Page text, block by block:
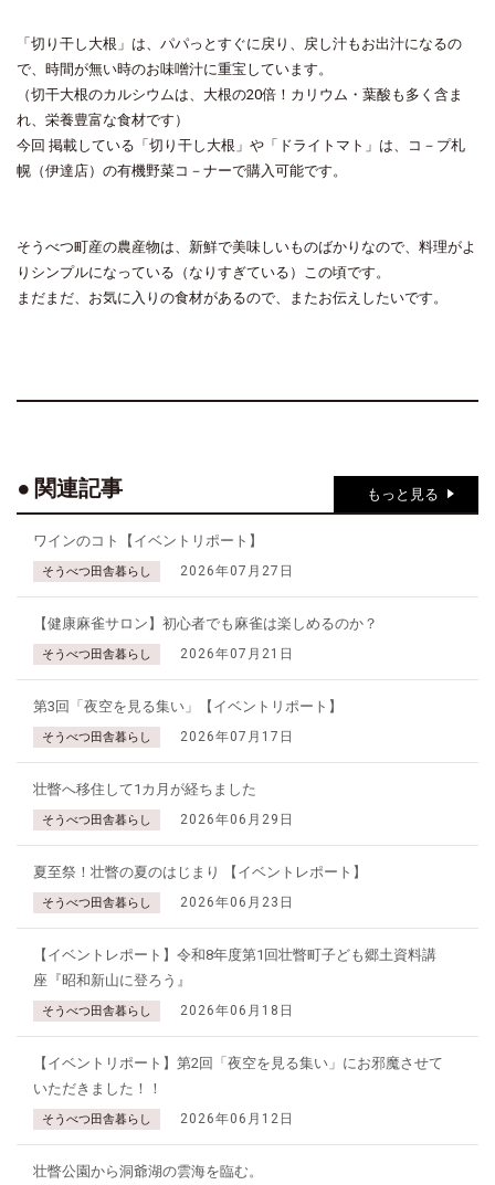
「切り干し大根」は、パパっとすぐに戻り、戻し汁もお出汁になるの
で、時間が無い時のお味噌汁に重宝しています。
（切干大根のカルシウムは、大根の20倍！カリウム・葉酸も多く含ま
れ、栄養豊富な食材です）
今回 掲載している「切り干し大根」や「ドライトマト」は、コ－プ札
幌（伊達店）の有機野菜コ－ナーで購入可能です。
そうべつ町産の農産物は、新鮮で美味しいものばかりなので、料理がよ
りシンプルになっている（なりすぎている）この頃です。
まだまだ、お気に入りの食材があるので、またお伝えしたいです。
関連記事 もっと見る
ワインのコト【イベントリポート】
そうべつ田舎暮らし 2026年07月27日
【健康麻雀サロン】初心者でも麻雀は楽しめるのか？
そうべつ田舎暮らし 2026年07月21日
第3回「夜空を見る集い」【イベントリポート】
そうべつ田舎暮らし 2026年07月17日
壮瞥へ移住して1カ月が経ちました
そうべつ田舎暮らし 2026年06月29日
夏至祭！壮瞥の夏のはじまり 【イベントレポート】
そうべつ田舎暮らし 2026年06月23日
【イベントレポート】令和8年度第1回壮瞥町子ども郷土資料講
座『昭和新山に登ろう』
そうべつ田舎暮らし 2026年06月18日
【イベントリポート】第2回「夜空を見る集い」にお邪魔させて
いただきました！！
そうべつ田舎暮らし 2026年06月12日
壮瞥公園から洞爺湖の雲海を臨む。